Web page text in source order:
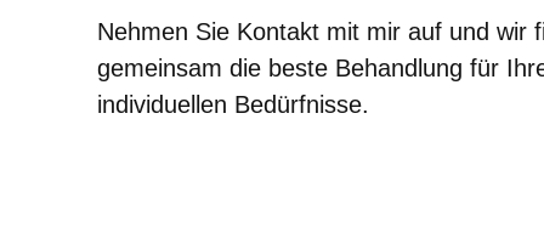
Nehmen Sie Kontakt mit mir auf und wir
gemeinsam die beste Behandlung für
individuellen Bedürfnisse.